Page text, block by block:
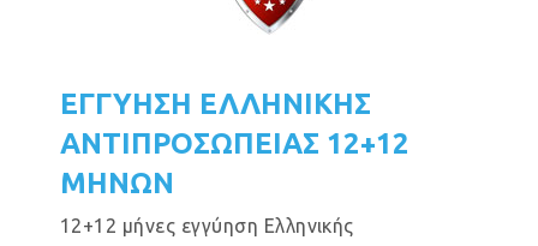
ΕΓΓΥΗΣΗ ΕΛΛΗΝΙΚΗΣ
ΑΝΤΙΠΡΟΣΩΠΕΙΑΣ 12+12
ΜΗΝΩΝ
12+12 μήνες εγγύηση Ελληνικής